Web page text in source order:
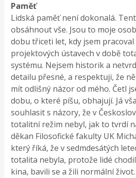
Paměť
Lidská paměť není dokonalá.
obsáhnout vše. Jsou to moje
dobu třiceti let, kdy jsem
projektových ústavech v době
systému. Nejsem historik a
detailu přesné, a respektuji, že
mít odlišný názor od mého. Četl
dobu, o které píšu, obhajují. Já
souhlasit s názory, že v
totalitní režim nebyl, jak to tvrdí
děkan Filosofické fakulty UK
který říká, že v sedmdesátých
totalita nebyla, protože lidé
kina, bavili se a žili normální